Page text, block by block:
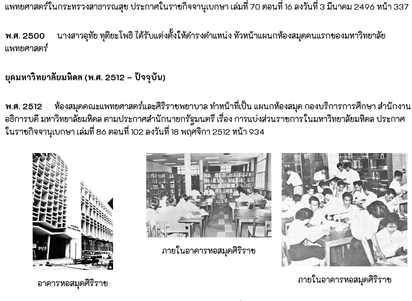
แพทยศาสตร์ในกระทรวงสาธารณสุข ประกาศในราชกิจจานุเบกษา เล่มที่ 70 ตอนที่ 16 ลงวันที่ 3 มีนาคม 2496 หน้า 337
พ.ศ. 2500 นางสาวอุทัย ทุติยะโพธิ ได้รับแต่งตั้งให้ดำรงตำแหน่ง หัวหน้าแผนกห้องสมุดคนแรกของมหาวิทยาลัย
แพทยศาสตร์
ยุคมหาวิทยาลัยมหิดล (พ.ศ. 2512 – ปัจจุบัน)
พ.ศ. 2512 ห้องสมุดคณะแพทยศาสตร์และศิริราชพยาบาล ทำหน้าที่เป็น แผนกห้องสมุด กองบริการการศึกษา สำนักงาน
อธิการบดี มหาวิทยาลัยมหิดล ตามประกาศสำนักนายกรัฐมนตรี เรื่อง การแบ่งส่วนราชการในมหาวิทยาลัยมหิดล ประกาศ
ในราชกิจจานุเบกษา เล่มที่ 86 ตอนที่ 102 ลงวันที่ 18 พฤศจิกา 2512 หน้า 934
อาคารหอสมุดศิริราช
ภายในอาคารหอสมุดศิริราช
ภายในอาคารหอสมุดศิริราช